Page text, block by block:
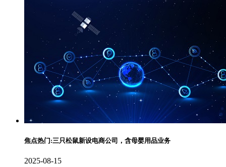
焦点热门:三只松鼠新设电商公司，含母婴用品业务
2025-08-15